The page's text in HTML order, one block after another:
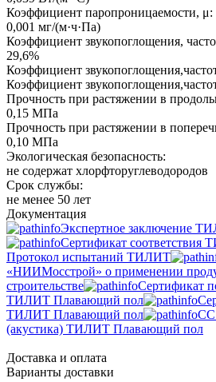
Коэффициент паропроницаемости, μ:
0,001 мг/(м·ч·Па)
Коэффициент звукопоглощения,
29,6%
Коэффициент
Коэффициент
Прочность при растяжении в
0,15 МПа
Прочность при растяжении в
0,10 МПа
Экологическая безопасность:
не содержат хлорфторуглеводородов
Срок службы:
не менее 50 лет
Документация
Экспертное заключение
Сертификат соответствия
Протокол испытаний ТИЛИТ
«НИИМосстрой» о применении
строительстве
Сертификат
ТИЛИТ Плавающий пол
ТИЛИТ Плавающий пол
СС
(акустика) ТИЛИТ Плавающий пол
Доставка и оплата
Варианты доставки